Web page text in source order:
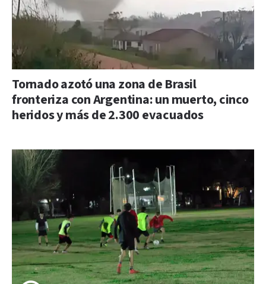
Tornado azotó una zona de Brasil
fronteriza con Argentina: un muerto, cinco
heridos y más de 2.300 evacuados